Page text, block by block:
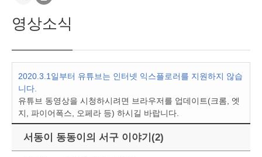
영상소식
2020.3.1일부터 유튜브는 인터넷 익스플로러를 지원하지 않습
니다.
유튜브 동영상을 시청하시려면 브라우저를 업데이트(크롬, 엣
지, 파이어폭스, 오페라 등) 하시길 바랍니다.
서동이 동동이의 서구 이야기(2)